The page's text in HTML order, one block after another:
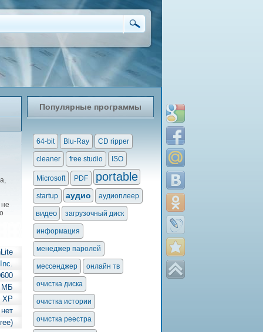
МБ
XP
Популярные программы
64-bit Blu-Ray CD ripper
cleaner free studio ISO
Microsoft PDF portable
startup аудио аудиоплеер
видео загрузочный диск
информация
менеджер паролей
мессенджер онлайн тв
очистка диска
очистка истории
очистка реестра